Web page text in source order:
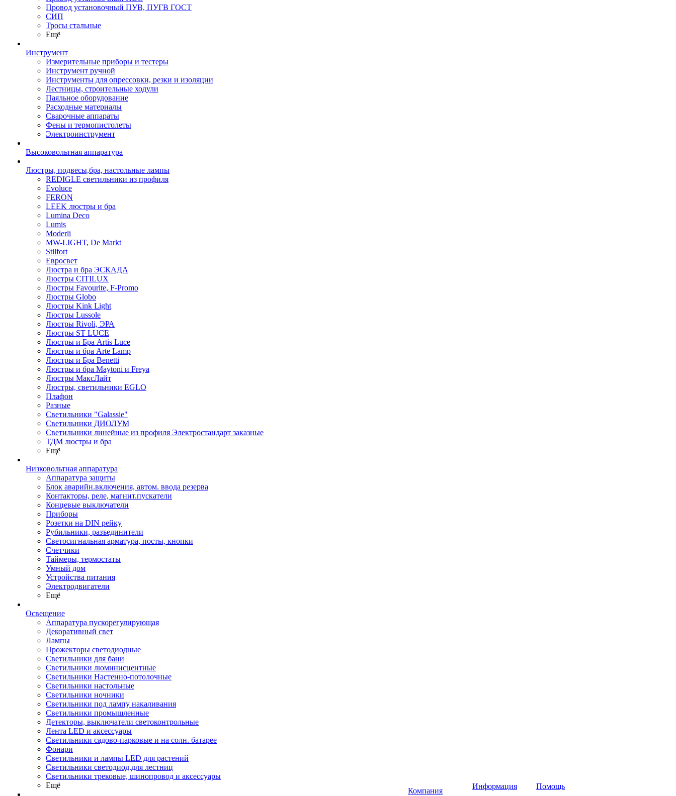
Провод установочный ПУВ, ПУГВ ГОСТ
СИП
Тросы стальные
Ещё
Инструмент
Измерительные приборы и тестеры
Инструмент ручной
Инструменты для опрессовки, резки и изоляции
Лестницы, строительные ходули
Паяльное оборудование
Расходные материалы
Сварочные аппараты
Фены и термопистолеты
Электроинструмент
Высоковольтная аппаратура
Люстры, подвесы,бра, настольные лампы
REDIGLE светильники из профиля
Evoluce
FERON
LEEK люстры и бра
Lumina Deco
Lumis
Moderli
MW-LIGHT, De Markt
Stilfort
Евросвет
Люстра и бра ЭСКАДА
Люстры CITILUX
Люстры Favourite, F-Promo
Люстры Globo
Люстры Kink Light
Люстры Lussole
Люстры Rivoli, ЭРА
Люстры ST LUCE
Люстры и Бра Artis Luce
Люстры и бра Arte Lamp
Люстры и Бра Benetti
Люстры и бра Maytoni и Freya
Люстры МаксЛайт
Люстры, светильники EGLO
Плафон
Разные
Светильники "Galassie"
Светильники ДИОЛУМ
Светильники линейные из профиля Электростандарт заказные
ТДМ люстры и бра
Ещё
Низковольтная аппаратура
Аппаратура защиты
Блок аварийн.включения, автом. ввода резерва
Контакторы, реле, магнит.пускатели
Концевые выключатели
Приборы
Розетки на DIN рейку
Рубильники, разъединители
Светосигнальная арматура, посты, кнопки
Счетчики
Таймеры, термостаты
Умный дом
Устройства питания
Электродвигатели
Ещё
Освещение
Аппаратура пускорегулирующая
Декоративный свет
Лампы
Прожекторы светодиодные
Светильники для бани
Светильники люминисцентные
Светильники Настенно-потолочные
Светильники настольные
Светильники ночники
Светильники под лампу накаливания
Светильники промышленные
Детекторы, выключатели светоконтрольные
Лента LED и аксессуары
Светильники садово-парковые и на солн. батарее
Фонари
Светильники и лампы LED для растений
Светильники светодиод.для лестниц
Светильники трековые, шинопровод и аксессуары
Ещё
Компания
Информация
Помощь